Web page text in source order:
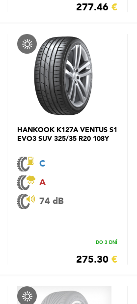
277.46 €
HANKOOK K127A VENTUS S1
EVO3 SUV 325/35 R20 108Y
C
A
74 dB
DO 3 DNÍ
275.30 €